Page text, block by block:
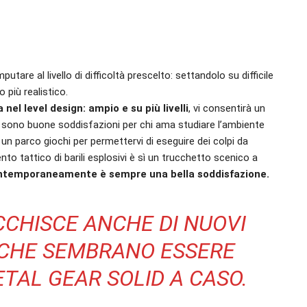
al livello di difficoltà prescelto: settandolo su difficile
più realistico.
level design: ampio e su più livelli, vi consentirà un
buone soddisfazioni per chi ama studiare l’ambiente
parco giochi per permettervi di eseguire dei colpi da
tattico di barili esplosivi è sì un trucchetto scenico a
è sempre una bella soddisfazione.
ANCHE DI NUOVI
SEMBRANO ESSERE
GEAR SOLID A CASO.